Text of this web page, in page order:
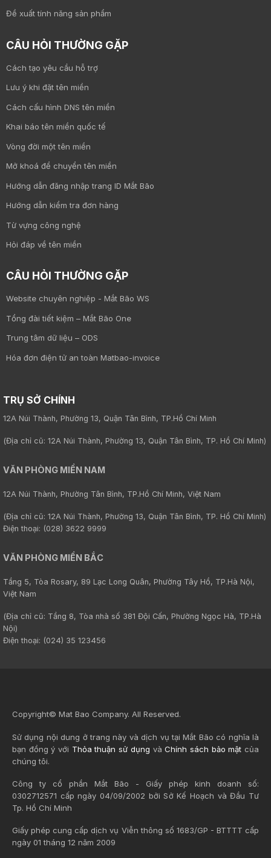
Đề xuất tính năng sản phẩm
CÂU HỎI THƯỜNG GẶP
Cách tạo yêu cầu hỗ trợ
Lưu ý khi đặt tên miền
Cách cấu hình DNS tên miền
Khai báo tên miền quốc tế
Vòng đời một tên miền
Mở khoá để chuyển tên miền
Hướng dẫn đăng nhập trang ID Mắt Bão
Hướng dẫn kiểm tra đơn hàng
Từ vựng công nghệ
Hỏi đáp về tên miền
CÂU HỎI THƯỜNG GẶP
Website chuyên nghiệp - Mắt Bão WS
Tổng đài tiết kiệm – Mắt Bão One
Trung tâm dữ liệu – ODS
Hóa đơn điện tử an toàn Matbao-invoice
TRỤ SỞ CHÍNH
12A Núi Thành, Phường 13, Quận Tân Bình, TP.Hồ Chí Minh
(Địa chỉ cũ: 12A Núi Thành, Phường 13, Quận Tân Bình, TP. Hồ Chí Minh)
VĂN PHÒNG MIỀN NAM
12A Núi Thành, Phường Tân Bình, TP.Hồ Chí Minh, Việt Nam
(Địa chỉ cũ: 12A Núi Thành, Phường 13, Quận Tân Bình, TP. Hồ Chí Minh)
Điện thoại: (028) 3622 9999
VĂN PHÒNG MIỀN BẮC
Tầng 5, Tòa Rosary, 89 Lạc Long Quân, Phường Tây Hồ, TP.Hà Nội,
Việt Nam
(Địa chỉ cũ: Tầng 8, Tòa nhà số 381 Đội Cấn, Phường Ngọc Hà, TP.Hà
Nội)
Điện thoại: (024) 35 123456
Copyright© Mat Bao Company. All Reserved.
Sử dụng nội dung ở trang này và dịch vụ tại Mắt Bão có nghĩa là
bạn đồng ý với Thỏa thuận sử dụng vàChính sách bảo mật của
chúng tôi.
Công ty cổ phần Mắt Bão - Giấy phép kinh doanh số:
0302712571 cấp ngày 04/09/2002 bởi Sở Kế Hoạch và Đầu Tư
Tp. Hồ Chí Minh
Giấy phép cung cấp dịch vụ Viễn thông số 1683/GP - BTTTT cấp
ngày 01 tháng 12 năm 2009